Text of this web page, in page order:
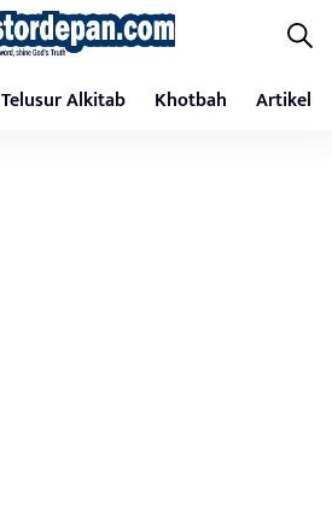
Telusur Alkitab Khotbah Artikel